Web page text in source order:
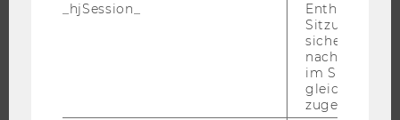
_hjSession_
Enthält die
sicher, dass
im
gleichen
zugeordnet